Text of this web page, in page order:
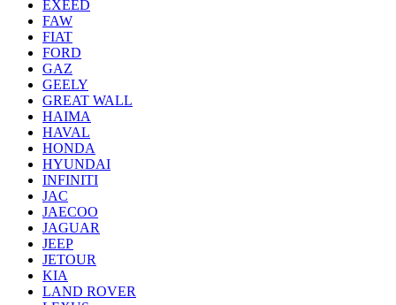
EXEED
FAW
FIAT
FORD
GAZ
GEELY
GREAT WALL
HAIMA
HAVAL
HONDA
HYUNDAI
INFINITI
JAC
JAECOO
JAGUAR
JEEP
JETOUR
KIA
LAND ROVER